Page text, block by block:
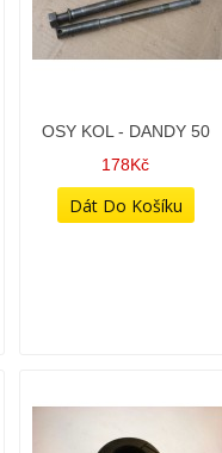
OSY KOL - DANDY 50
178Kč